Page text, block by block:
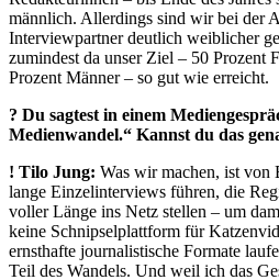
männlich. Allerdings sind wir bei der
Interviewpartner deutlich weiblicher
zumindest da unser Ziel – 50 Prozent
Prozent Männer – so gut wie erreicht.
? Du sagtest in einem
Medienwandel.“ Kannst du das
! Tilo Jung: Was wir machen, ist von
lange Einzelinterviews führen, die
voller Länge ins Netz stellen – um
keine Schnipselplattform für
ernsthafte journalistische Formate
Teil des Wandels. Und weil ich das